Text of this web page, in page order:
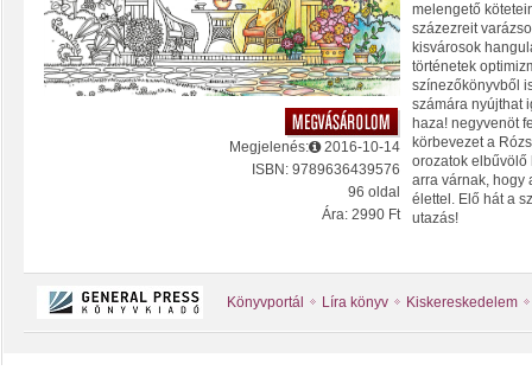
Megjelenés:
2016-10-14
ISBN: 9789636439576
96 oldal
Ára: 2990 Ft
melengető
százezreit
kisvárosok
történetek
színezőkönyvből
számára nyújthat
haza! negyvenöt
körbevezet a
orozatok elbűvölő
arra várnak, hogy
élettel. Elő hát a
utazás!
Könyvportál Líra könyv Kiskereskedelem